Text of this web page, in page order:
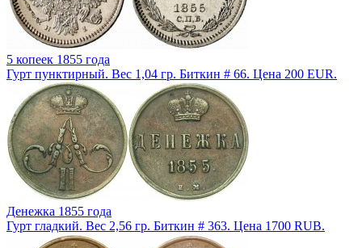
5 копеек 1855 года
Гурт пунктирный. Вес 1,04 гр. Биткин # 66. Цена 200 EUR.
Денежка 1855 года
Гурт гладкий. Вес 2,56 гр. Биткин # 363. Цена 1700 RUB.